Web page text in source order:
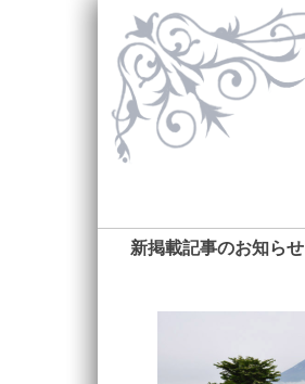
新掲載記事のお知らせ